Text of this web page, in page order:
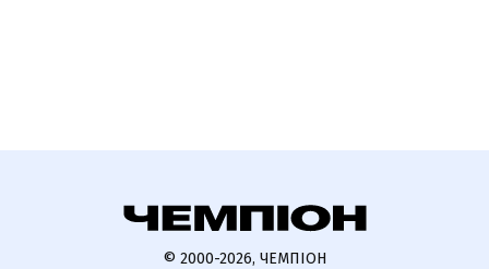
© 2000-2026, ЧЕМПІОН